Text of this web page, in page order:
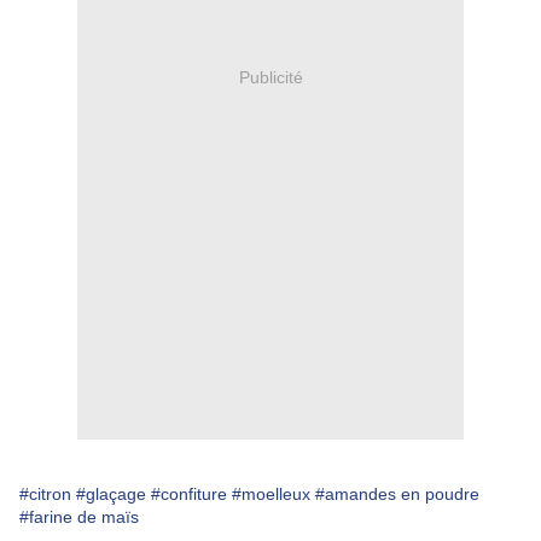
Publicité
#citron #glaçage #confiture #moelleux #amandes en poudre
#farine de maïs